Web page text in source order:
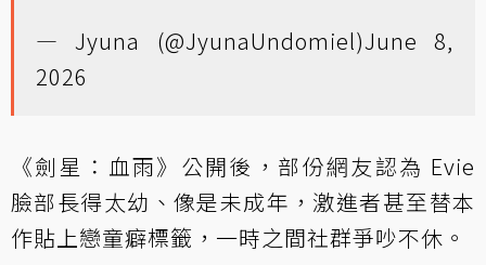
— Jyuna (@JyunaUndomiel)June 8,
2026
《劍星：血雨》公開後，部份網友認為 Evie
臉部長得太幼、像是未成年，激進者甚至替本
作貼上戀童癖標籤，一時之間社群爭吵不休。